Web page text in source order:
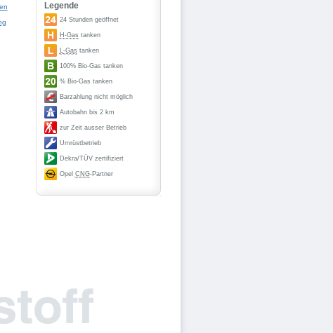
Legende
24 Stunden geöffnet
H-Gas tanken
L-Gas tanken
100% Bio-Gas tanken
% Bio-Gas tanken
Barzahlung nicht möglich
Autobahn bis 2 km
zur Zeit ausser Betrieb
Umrüstbetrieb
Dekra/TÜV zertifiziert
Opel CNG-Partner